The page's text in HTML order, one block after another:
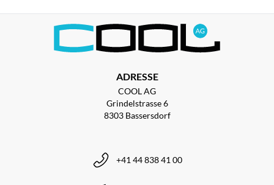
ADRESSE
COOL AG
Grindelstrasse 6
8303 Bassersdorf
+41 44 838 41 00